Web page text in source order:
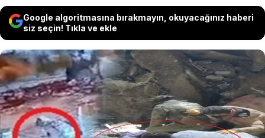
Google algoritmasına bırakmayın, okuyacağınız haberi
siz seçin! Tıkla ve ekle
Balıkesir'in Marmara ilçesinde mermer
ocağında 2 işçisinin öldüğü göçüğe ilişkin
ifadelerine başvurulmak üzere gözaltına
alınan şirket sahibi E.Ö. ile yetkili 4 kişi, yurt